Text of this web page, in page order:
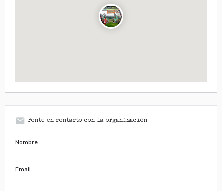
email Ponte en contacto con la organización